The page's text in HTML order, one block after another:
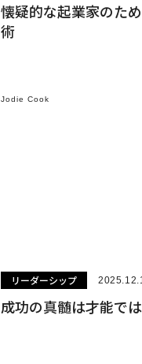
懐疑的な起業家のた
術
Jodie Cook
リーダーシップ
成功の真髄は才能で